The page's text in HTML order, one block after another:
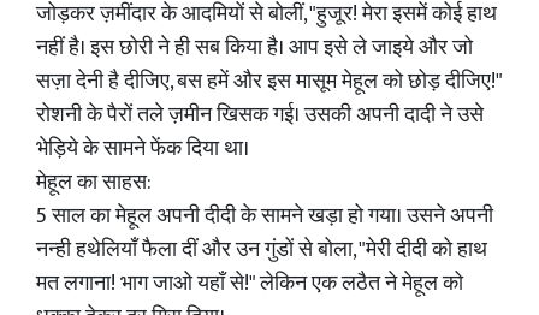
जोड़कर ज़मींदार के आदमियों से बोलीं, "हुजूर! मेरा इसमें कोई हाथ
नहीं है। इस छोरी ने ही सब किया है। आप इसे ले जाइये और जो
सज़ा देनी है दीजिए, बस हमें और इस मासूम मेहूल को छोड़ दीजिए!"
रोशनी के पैरों तले ज़मीन खिसक गई। उसकी अपनी दादी ने उसे
भेड़िये के सामने फेंक दिया था।
मेहूल का साहस:
5 साल का मेहूल अपनी दीदी के सामने खड़ा हो गया। उसने अपनी
नन्ही हथेलियाँ फैला दीं और उन गुंडों से बोला, "मेरी दीदी को हाथ
मत लगाना! भाग जाओ यहाँ से!" लेकिन एक लठैत ने मेहूल को